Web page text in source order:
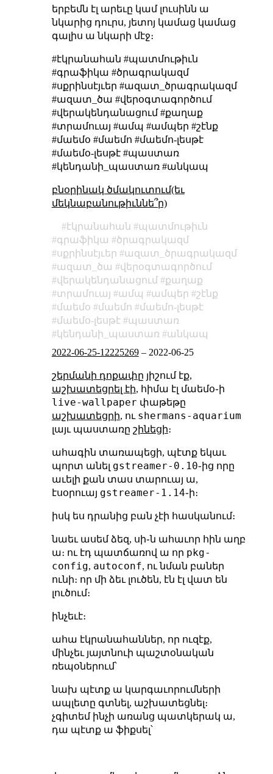
երբեմն էլ արեւը կամ լուսինն ա
նկարից դուրս, յետոյ կամաց կամաց
գալիս ա նկարի մէջ։
#էկրանահան #պատմութիւն
#գրաֆիկա #ծրագրակազմ
#սքրինսէյւեր #ազատ_ծրագրակազմ
#ազատ_ծա #վերօգտագործում
#վերակենդանացում #քաղաք
#տրամուայ #ամպ #ամպեր #շէնք
#մաեմօ #մաեմո #մաեմո-լեսթէ
#մաեմօ-լեսթէ #պաստառ
#կենդանի_պաստառ #անկապ
բնօրինակ ծմակուտում(եւ
մեկնաբանութիւննե՞ր)
էկրանահան
պատմութիւն
գրաֆիկա
ծրագրակազմ
սքրինսէյւեր
ազատ_ծրագրակազմ
ազատ_ծա
վերօգտագործում
վերակենդանացում
քաղաք
տրամուայ
ամպ ամպեր
շէնք
մաեմօ
մաեմո
մաեմո-լեսթէ
մաեմօ-լեսթէ
պաստառ
կենդանի_պաստառ
անկապ
2022-06-25-12225269– 2022-06-25
շերմանի դոքափը յիշում էք,
աշխատեցրել էի, հիմա էլ մաեմօ֊ի
live-wallpaper փաթեթը
աշխատեցրի, ու shermans-aquarium
լայւ պաստառը շինեցի։
ահագին տառապեցի, պէտք եկաւ
պորտ անել gstreamer-0.10֊ից որը
աւելի քան տաս տարուայ ա,
էսօրուայ gstreamer-1.14֊ի։
իսկ ես դրանից բան չէի հասկանում։
նաեւ ասեմ ձեզ, սի֊ն ահաւոր հին աղբ
ա։ ու էդ պատճառով ա որ pkg-
config, autoconf, ու նման բաներ
ունի։ որ մի ձեւ լուծեն, էն էլ վատ են
լուծում։
ինչեւէ։
ահա էկրանահաններ, որ ուզէք,
մինչեւ յայտնուի պաշտօնական
ռեպօներում՝
նախ պէտք ա կարգաւորումների
ապլետը գտնել, աշխատեցնել։
չգիտեմ ինչի առանց պատկերակ ա,
դա պէտք ա ֆիքսել՝